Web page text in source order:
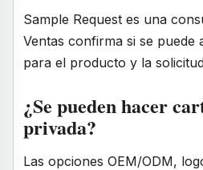
Sample Request es una
Ventas confirma si se puede
para el producto y la
¿Se pueden hacer
privada?
Las opciones OEM/ODM,